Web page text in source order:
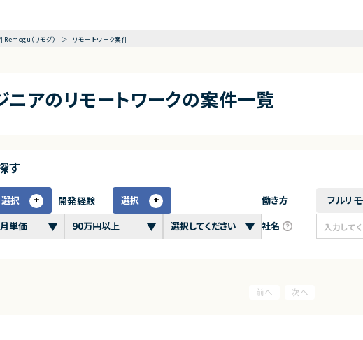
（リモグ） リモートワーク案件
ニアのリモートワークの案件一覧
す
選択 開発経験
選択
働き方
フルリ
社名